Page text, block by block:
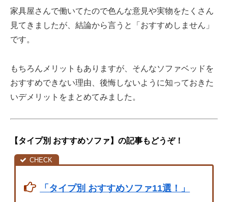
家具屋さんで働いてたので色んな意見や実物をたくさん
見てきましたが、結論から言うと「おすすめしません」
です。
もちろんメリットもありますが、そんなソファベッドを
おすすめできない理由、後悔しないように知っておきた
いデメリットをまとめてみました。
【タイプ別 おすすめソファ】の記事もどうぞ！
「タイプ別 おすすめソファ11選！」